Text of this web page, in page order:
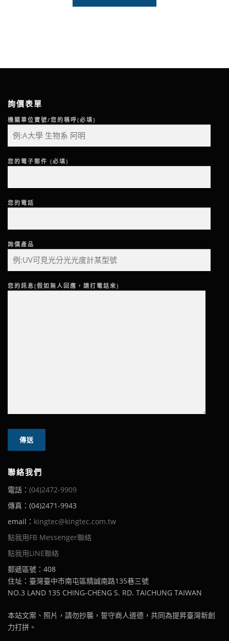
詢價表單
機關單位寶號/您的稱呼(必填)
您的電子郵件 (必填)
您的電話
詢價產品
您的訊息(假如無人回應，請打電話來)
聯絡我們
電話： (04)2472-9909
傳真：(04)2471-9943
email： kingtec@kingtec.com.tw
點我用FB Messenger聯絡
點我用LINE聯絡
郵遞區號：408
住址：臺灣臺中市南屯區精誠南路135巷三號
NO.3 LAND 135 CHING-CHENG S. RD. TAICHUNG TAIWAN
本站文案、照片，請勿抄襲，誓守商人道德，共同為提昇臺灣新創
力打拼。